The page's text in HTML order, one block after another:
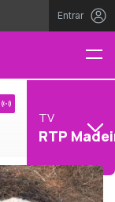
Entrar
TV
RTP